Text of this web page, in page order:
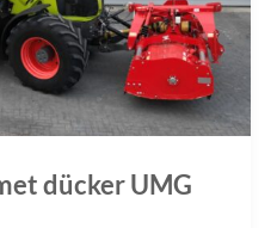
dücker UMG